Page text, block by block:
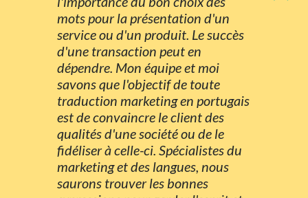
mots pour la présentation d'un
service ou d'un produit. Le succès
d'une transaction peut en
dépendre. Mon équipe et moi
savons que l'objectif de toute
traduction marketing en portugais
est de convaincre le client des
qualités d'une société ou de le
fidéliser à celle-ci. Spécialistes du
marketing et des langues, nous
saurons trouver les bonnes